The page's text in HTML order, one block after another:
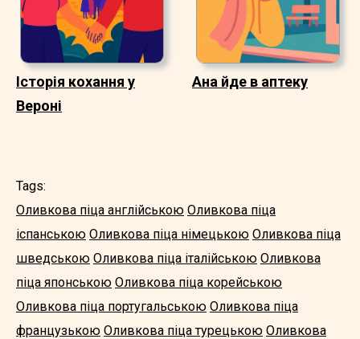
Історія кохання у
Вероні
Ана йде в аптеку
Tags:
Оливкова піца англійською Оливкова піца
іспанською Оливкова піца німецькою Оливкова піца
шведською Оливкова піца італійською Оливкова
піца японською Оливкова піца корейською
Оливкова піца португальською Оливкова піца
французькою Оливкова піца турецькою Оливкова